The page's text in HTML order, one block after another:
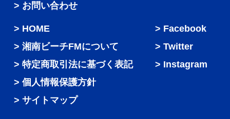
> お問い合わせ
HOME
湘南ビーチFMについて
特定商取引法に基づく表記
個人情報保護方針
サイトマップ
Facebook
Twitter
Instagram